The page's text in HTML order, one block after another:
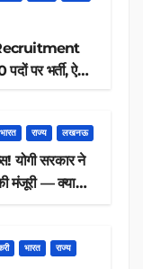
पर भर्ती, ऐसे
भारत राज्य लखनऊ
योगी सरकार ने
मंजूरी — क्या
भारत राज्य